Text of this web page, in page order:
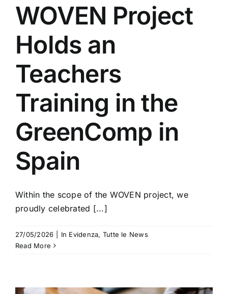
WOVEN Project
Holds an
Teachers
Training in the
GreenComp in
Spain
Within the scope of the WOVEN project, we
proudly celebrated [...]
27/05/2026 In Evidenza, Tutte le News
Read More